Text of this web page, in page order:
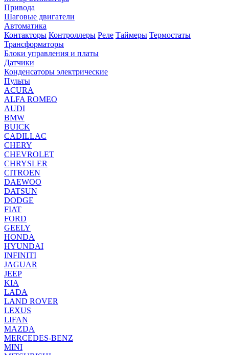
Привода
Шаговые двигатели
Автоматика
Контакторы Контроллеры Реле Таймеры Термостаты
Трансформаторы
Блоки управления и платы
Датчики
Конденсаторы электрические
Пульты
ACURA
ALFA ROMEO
AUDI
BMW
BUICK
CADILLAC
CHERY
CHEVROLET
CHRYSLER
CITROEN
DAEWOO
DATSUN
DODGE
FIAT
FORD
GEELY
HONDA
HYUNDAI
INFINITI
JAGUAR
JEEP
KIA
LADA
LAND ROVER
LEXUS
LIFAN
MAZDA
MERCEDES-BENZ
MINI